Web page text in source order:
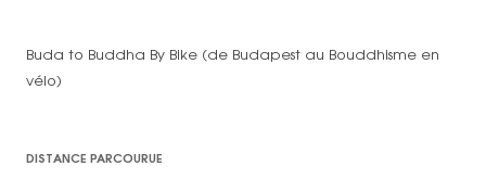
Buda to Buddha By Bike (de Budapest au Bouddhisme en
vélo)
DISTANCE PARCOURUE